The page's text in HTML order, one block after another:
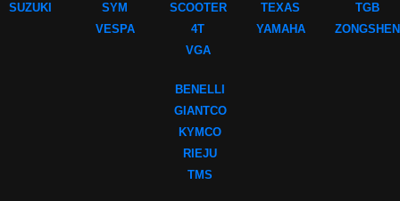
SUZUKI
SYM
VESPA
SCOOTER
4T
VGA
TEXAS
YAMAHA
TGB
ZONGSHEN
BENELLI
GIANTCO
KYMCO
RIEJU
TMS